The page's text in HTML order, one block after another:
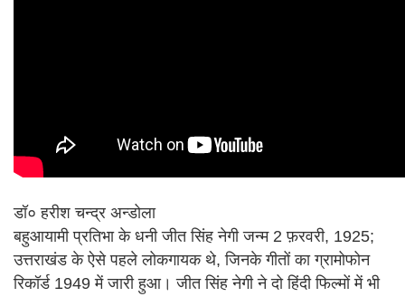
डॉ० हरीश चन्द्र अन्डोला
बहुआयामी प्रतिभा के धनी जीत सिंह नेगी जन्म 2 फ़रवरी, 1925;
उत्तराखंड के ऐसे पहले लोकगायक थे, जिनके गीतों का ग्रामोफोन
रिकॉर्ड 1949 में जारी हुआ। जीत सिंह नेगी ने दो हिंदी फिल्मों में भी